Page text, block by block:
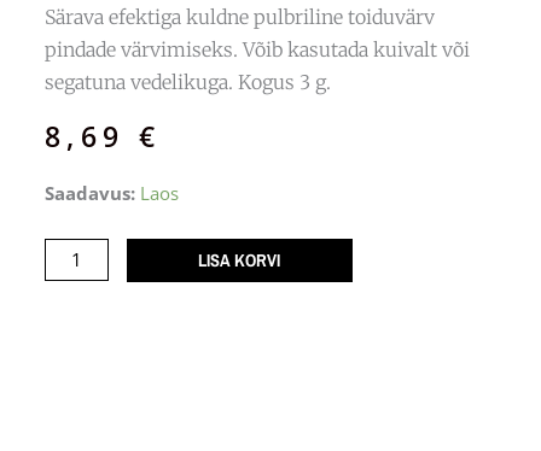
Särava efektiga kuldne pulbriline toiduvärv
pindade värvimiseks. Võib kasutada kuivalt või
segatuna vedelikuga. Kogus 3 g.
8,69 €
Saadavus: Laos
Toiduvärv
KULD
3gr
LISA KORVI